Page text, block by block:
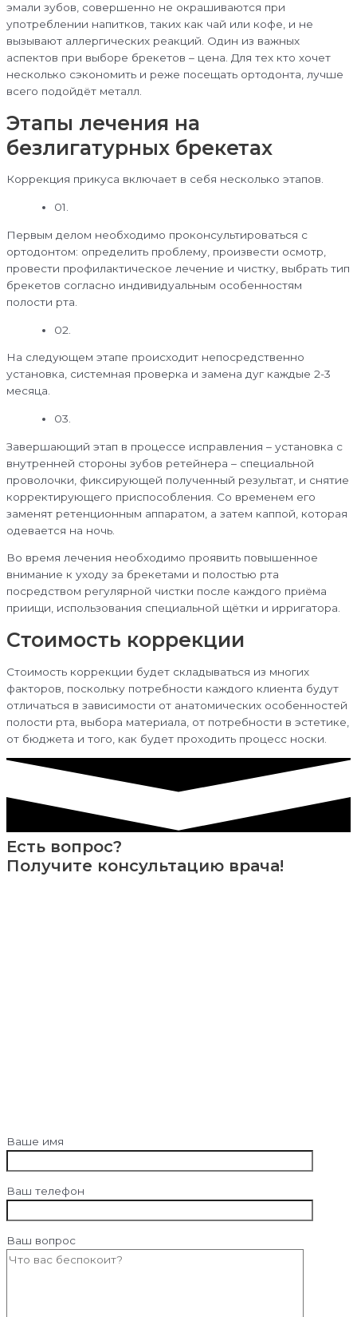
эмали зубов, совершенно не окрашиваются при
употреблении напитков, таких как чай или кофе, и не
вызывают аллергических реакций. Один из важных
аспектов при выборе брекетов – цена. Для тех кто хочет
несколько сэкономить и реже посещать ортодонта, лучше
всего подойдёт металл.
Этапы лечения на
безлигатурных брекетах
Коррекция прикуса включает в себя несколько этапов.
01.
Первым делом необходимо проконсультироваться с
ортодонтом: определить проблему, произвести осмотр,
провести профилактическое лечение и чистку, выбрать тип
брекетов согласно индивидуальным особенностям
полости рта.
02.
На следующем этапе происходит непосредственно
установка, системная проверка и замена дуг каждые 2-3
месяца.
03.
Завершающий этап в процессе исправления – установка с
внутренней стороны зубов ретейнера – специальной
проволочки, фиксирующей полученный результат, и снятие
корректирующего приспособления. Со временем его
заменят ретенционным аппаратом, а затем каппой, которая
одевается на ночь.
Во время лечения необходимо проявить повышенное
внимание к уходу за брекетами и полостью рта
посредством регулярной чистки после каждого приёма
приищи, использования специальной щётки и ирригатора.
Стоимость коррекции
Стоимость коррекции будет складываться из многих
факторов, поскольку потребности каждого клиента будут
отличаться в зависимости от анатомических особенностей
полости рта, выбора материала, от потребности в эстетике,
от бюджета и того, как будет проходить процесс носки.
Есть вопрос?
Получите консультацию врача!
Ваше имя
Ваш телефон
Ваш вопрос